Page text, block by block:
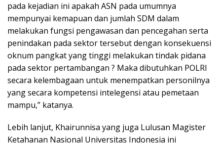
pada kejadian ini apakah ASN pada umumnya
mempunyai kemapuan dan jumlah SDM dalam
melakukan fungsi pengawasan dan pencegahan serta
penindakan pada sektor tersebut dengan konsekuensi
oknum pangkat yang tinggi melakukan tindak pidana
pada sektor pertambangan ? Maka dibutuhkan POLRI
secara kelembagaan untuk menempatkan personilnya
yang secara kompetensi intelegensi atau pemetaan
mampu,” katanya.
Lebih lanjut, Khairunnisa yang juga Lulusan Magister
Ketahanan Nasional Universitas Indonesia ini